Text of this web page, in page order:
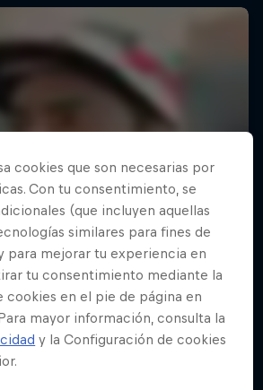
cookies que son necesarias por
Con tu consentimiento, se
(que incluyen aquellas
similares para fines de
para mejorar tu experiencia en
tu consentimiento mediante la
cookies en el pie de página en
mayor información, consulta la
y la Configuración de cookies